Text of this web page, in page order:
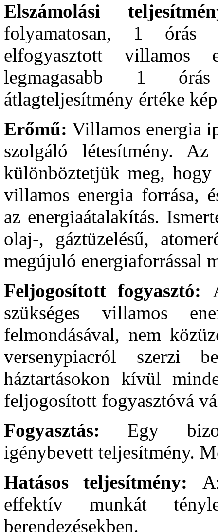
Elszámolási
folyamatosan, 1 órás
elfogyasztott villamos
legmagasabb 1
átlagteljesítmény értéke
Erőmű:Villamos energia
szolgáló létesítmény. Az
különböztetjük meg,
villamos energia forrása,
az energiaátalakítás.
olaj-, gáztüzelésű,
megújuló energiaforrással
Feljogosított fogyasztó:
szükséges villamos
felmondásával, nem
versenypiacról
háztartásokon kívül
feljogosított fogyasztóvá
Fogyasztás: Egy
igénybevett teljesítmény.
Hatásos teljesítmény:
effektív munkát
berendezésekben.